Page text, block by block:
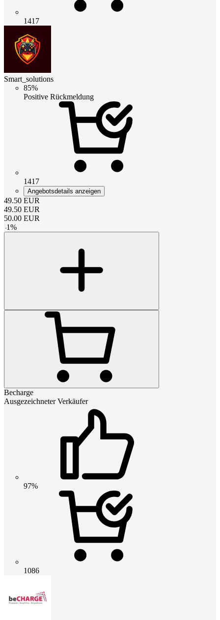
1417
Smart_solutions
85%
Positive Rückmeldung
1417
Angebotsdetails anzeigen
49.50 EUR
49.50 EUR
50.00 EUR
-1%
Becharge
Ausgezeichneter Verkäufer
97%
1086